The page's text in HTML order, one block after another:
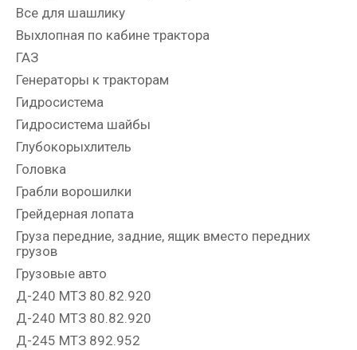
Все для шашлику
Выхлопная по кабине трактора
ГАЗ
Генераторы к тракторам
Гидросистема
Гидросистема шайбы
Глубокорыхлитель
Головка
Грабли ворошилки
Грейдерная лопата
Груза передние, задние, ящик вместо передних
грузов
Грузовые авто
Д-240 МТЗ 80.82.920
Д-240 МТЗ 80.82.920
Д-245 МТЗ 892.952